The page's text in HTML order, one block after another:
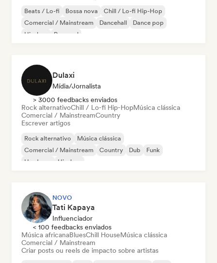
Beats / Lo-fi Bossa nova
Chill / Lo-fi Hip-Hop
Comercial / Mainstream
Dancehall
Dance pop
Hip-hop
Pop soul
Dulaxi
Mídia/Jornalista
> 3000 feedbacks enviados
Rock alternativoChill / Lo-fi Hip-HopMúsica clássica
Comercial / MainstreamCountry
Escrever artigos
Rock alternativo
Música clássica
Comercial / Mainstream
Country Dub
Funk
Hardcore
Hip-hop
NOVO
Tati Kapaya
Influenciador
< 100 feedbacks enviados
Música africanaBluesChill HouseMúsica clássica
Comercial / Mainstream
Criar posts ou reels de impacto sobre artistas